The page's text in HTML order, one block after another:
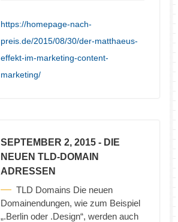
https://homepage-nach-
preis.de/2015/08/30/der-matthaeus-
effekt-im-marketing-content-
marketing/
SEPTEMBER 2, 2015 - DIE
NEUEN TLD-DOMAIN
ADRESSEN
TLD Domains Die neuen
Domainendungen, wie zum Beispiel
„.Berlin oder .Design“, werden auch